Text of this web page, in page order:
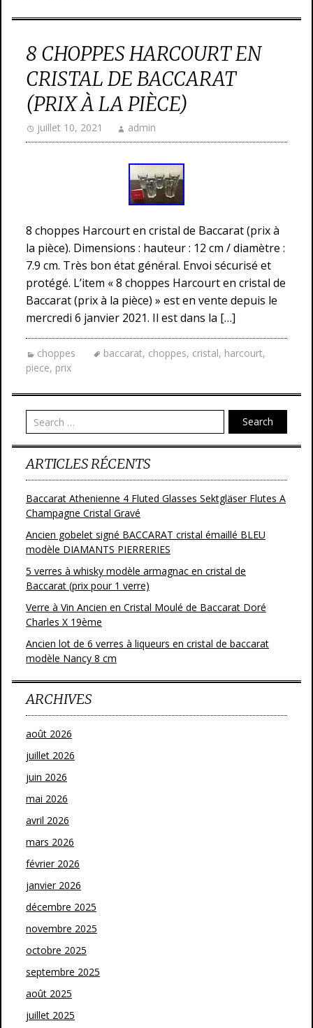
8 CHOPPES HARCOURT EN
CRISTAL DE BACCARAT
(PRIX À LA PIÈCE)
juillet 10, 2021 admin
8 choppes Harcourt en cristal de Baccarat (prix à
la pièce). Dimensions : hauteur : 12 cm / diamètre :
7.9 cm. Très bon état général. Envoi sécurisé et
protégé. L’item « 8 choppes Harcourt en cristal de
Baccarat (prix à la pièce) » est en vente depuis le
mercredi 6 janvier 2021. Il est dans la […]
choppes baccarat, choppes, cristal, harcourt,
piece, prix
Search
ARTICLES RÉCENTS
Baccarat Athenienne 4 Fluted Glasses Sektgläser Flutes A
Champagne Cristal Gravé
Ancien gobelet signé BACCARAT cristal émaillé BLEU
modèle DIAMANTS PIERRERIES
5 verres à whisky modèle armagnac en cristal de
Baccarat (prix pour 1 verre)
Verre à Vin Ancien en Cristal Moulé de Baccarat Doré
Charles X 19ème
Ancien lot de 6 verres à liqueurs en cristal de baccarat
modèle Nancy 8 cm
ARCHIVES
août 2026
juillet 2026
juin 2026
mai 2026
avril 2026
mars 2026
février 2026
janvier 2026
décembre 2025
novembre 2025
octobre 2025
septembre 2025
août 2025
juillet 2025